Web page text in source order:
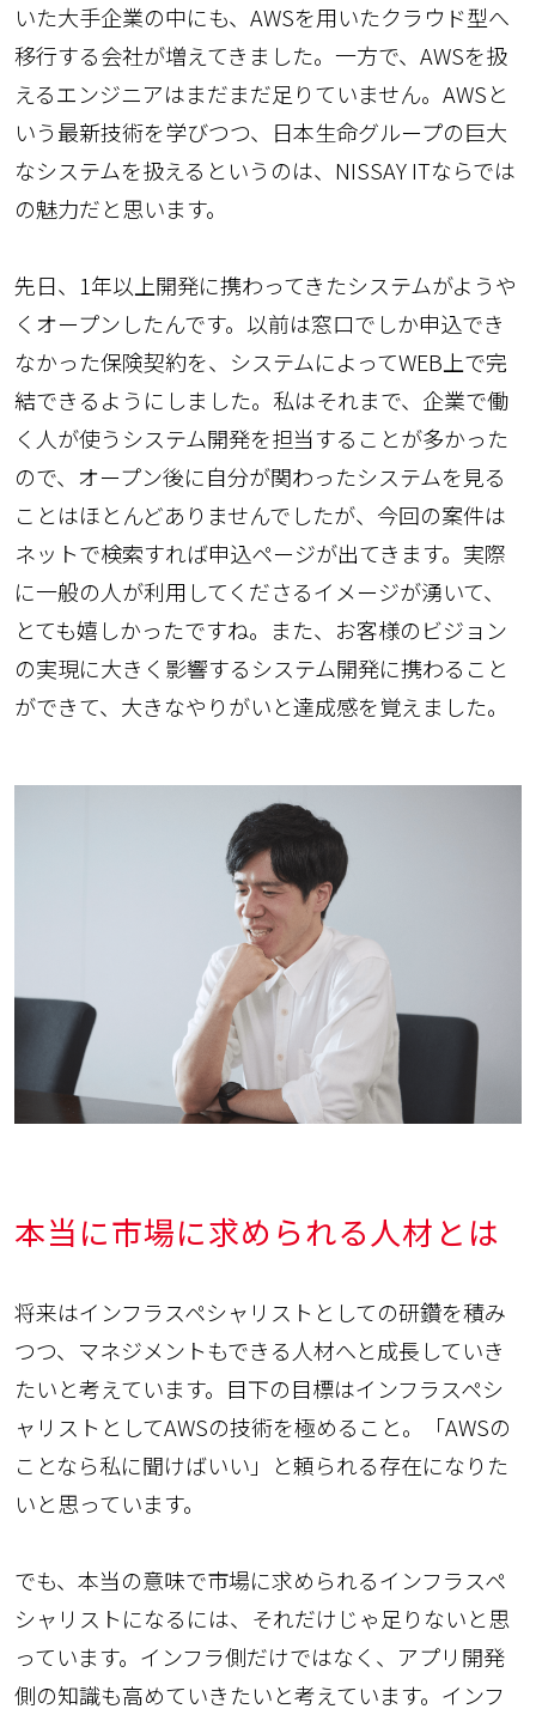
いた大手企業の中にも、AWSを用いたクラウド型へ
移行する会社が増えてきました。一方で、AWSを扱
えるエンジニアはまだまだ足りていません。AWSと
いう最新技術を学びつつ、日本生命グループの巨大
なシステムを扱えるというのは、NISSAY ITならでは
の魅力だと思います。
先日、1年以上開発に携わってきたシステムがようや
くオープンしたんです。以前は窓口でしか申込でき
なかった保険契約を、システムによってWEB上で完
結できるようにしました。私はそれまで、企業で働
く人が使うシステム開発を担当することが多かった
ので、オープン後に自分が関わったシステムを見る
ことはほとんどありませんでしたが、今回の案件は
ネットで検索すれば申込ページが出てきます。実際
に一般の人が利用してくださるイメージが湧いて、
とても嬉しかったですね。また、お客様のビジョン
の実現に大きく影響するシステム開発に携わること
ができて、大きなやりがいと達成感を覚えました。
本当に市場に求められる人材とは
将来はインフラスペシャリストとしての研鑽を積み
つつ、マネジメントもできる人材へと成長していき
たいと考えています。目下の目標はインフラスペシ
ャリストとしてAWSの技術を極めること。「AWSの
ことなら私に聞けばいい」と頼られる存在になりた
いと思っています。
でも、本当の意味で市場に求められるインフラスペ
シャリストになるには、それだけじゃ足りないと思
っています。インフラ側だけではなく、アプリ開発
側の知識も高めていきたいと考えています。インフ